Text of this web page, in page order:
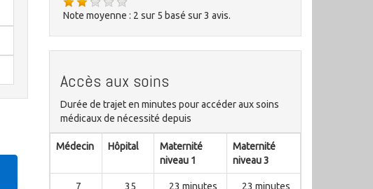
Note moyenne : 2 sur 5 basé sur3 avis.
Accès aux soins
Durée de trajet en minutes pour accéder aux soins
médicaux de nécessité depuis
Médecin Hôpital
Maternité
niveau 1
Maternité
niveau 3
7
35
23 minutes 23 minutes